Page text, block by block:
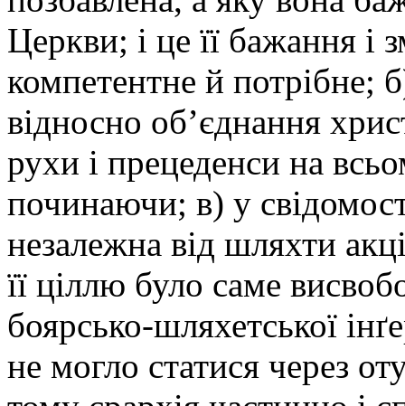
Церкви; і це її бажання і
компетентне й потрібне;
відносно об’єднання
рухи і прецеденси на
починаючи; в) у
незалежна від шляхти
її ціллю було саме
боярсько-шляхетської
не могло статися через